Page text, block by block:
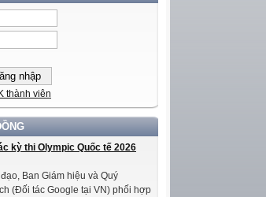
thành viên
kỳ thi Olympic Quốc tế 2026
Ban Giám hiệu và Quý
(Đối tác Google tại VN) phối hợp